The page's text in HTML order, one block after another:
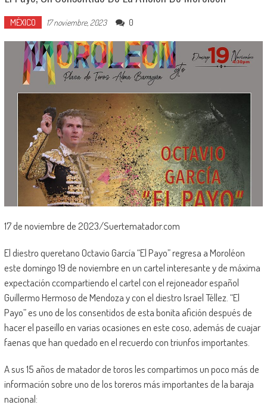
MÉXICO 17 noviembre, 2023 0
17 de noviembre de 2023/Suertematador.com
El diestro queretano Octavio García “El Payo” regresa a Moroléon
este domingo 19 de noviembre en un cartel interesante y de máxima
expectación ccompartiendo el cartel con el rejoneador español
Guillermo Hermoso de Mendoza y con el diestro Israel Téllez. “El
Payo” es uno de los consentidos de esta bonita afición después de
hacer el paseillo en varias ocasiones en este coso, además de cuajar
faenas que han quedado en el recuerdo con triunfos importantes.
A sus 15 años de matador de toros les compartimos un poco más de
información sobre uno de los toreros más importantes de la baraja
nacional: